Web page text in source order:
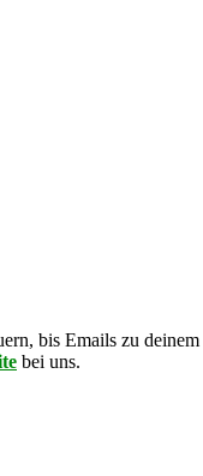
bis Emails zu
bei uns.